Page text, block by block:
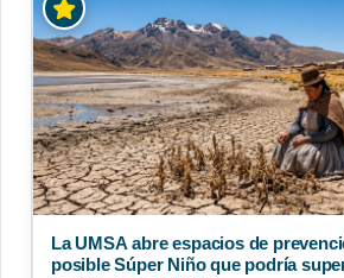
La UMSA abre espacios de
posible Súper Niño que podría